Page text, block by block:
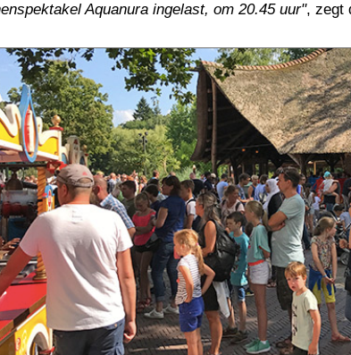
Aquanura ingelast, om 20.45 uur", zegt